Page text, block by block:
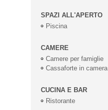
SPAZI ALL'APERTO
Piscina
CAMERE
Camere per famiglie
Cassaforte in camera
CUCINA E BAR
Ristorante